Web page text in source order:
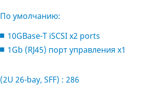
По умолчанию:
10GBase-T iSCSI x2 ports
1Gb (RJ45) порт управления x1
(2U 26-bay, SFF) : 286